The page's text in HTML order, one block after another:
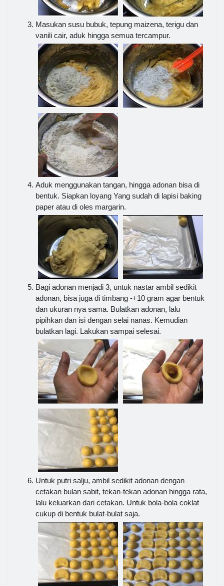
Masukan susu bubuk, tepung maizena, terigu dan
vanili cair, aduk hingga semua tercampur.
Aduk menggunakan tangan, hingga adonan bisa di
bentuk. Siapkan loyang Yang sudah di lapisi baking
paper atau di oles margarin.
Bagi adonan menjadi 3, untuk nastar ambil sedikit
adonan, bisa juga di timbang -+10 gram agar bentuk
dan ukuran nya sama. Bulatkan adonan, lalu
pipihkan dan isi dengan selai nanas. Kemudian
bulatkan lagi. Lakukan sampai selesai.
Untuk putri salju, ambil sedikit adonan dengan
cetakan bulan sabit, tekan-tekan adonan hingga rata,
lalu keluarkan dari cetakan. Untuk bola-bola coklat
cukup di bentuk bulat-bulat saja.